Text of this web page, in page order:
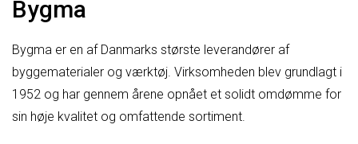
Bygma
Bygma er en af Danmarks største leverandører af
byggematerialer og værktøj. Virksomheden blev grundlagt i
1952 og har gennem årene opnået et solidt omdømme for
sin høje kvalitet og omfattende sortiment.